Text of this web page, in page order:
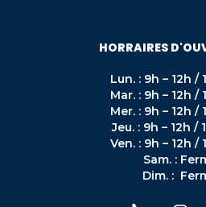
HORRAIRES
Lun. : 9h – 12h /
Mar. : 9h – 12h /
Mer. : 9h – 12h /
Jeu. : 9h – 12h /
Ven. : 9h – 12h /
Sam. :
Dim. :